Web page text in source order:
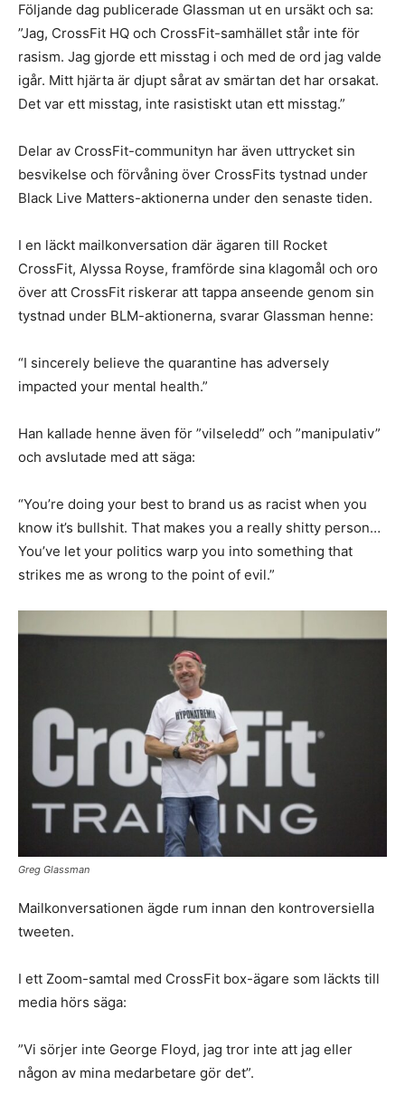
Följande dag publicerade Glassman ut en ursäkt och sa:
”Jag, CrossFit HQ och CrossFit-samhället står inte för
rasism. Jag gjorde ett misstag i och med de ord jag valde
igår. Mitt hjärta är djupt sårat av smärtan det har orsakat.
Det var ett misstag, inte rasistiskt utan ett misstag.”
Delar av CrossFit-communityn har även uttrycket sin
besvikelse och förvåning över CrossFits tystnad under
Black Live Matters-aktionerna under den senaste tiden.
I en läckt mailkonversation där ägaren till Rocket
CrossFit, Alyssa Royse, framförde sina klagomål och oro
över att CrossFit riskerar att tappa anseende genom sin
tystnad under BLM-aktionerna, svarar Glassman henne:
“I sincerely believe the quarantine has adversely
impacted your mental health.”
Han kallade henne även för ”vilseledd” och ”manipulativ”
och avslutade med att säga:
“You’re doing your best to brand us as racist when you
know it’s bullshit. That makes you a really shitty person…
You’ve let your politics warp you into something that
strikes me as wrong to the point of evil.”
Greg Glassman
Mailkonversationen ägde rum innan den kontroversiella
tweeten.
I ett Zoom-samtal med CrossFit box-ägare som läckts till
media hörs säga:
”Vi sörjer inte George Floyd, jag tror inte att jag eller
någon av mina medarbetare gör det”.